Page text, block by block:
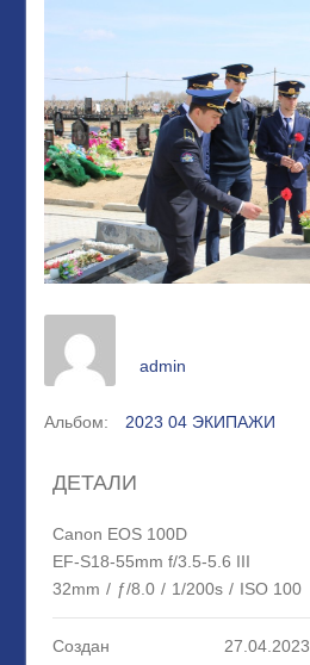
admin
Альбом: 2023 04 ЭКИПАЖИ
ДЕТАЛИ
Canon EOS 100D
EF-S18-55mm f/3.5-5.6 III
32mm / ƒ/8.0 / 1/200s / ISO 100
Создан
27.04.2023